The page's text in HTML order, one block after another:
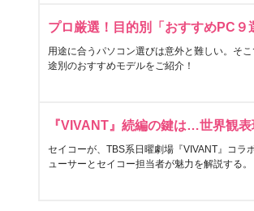
プロ厳選！目的別「おすすめPC９
用途に合うパソコン選びは意外と難しい。そ
途別のおすすめモデルをご紹介！
『VIVANT』続編の鍵は…世界観
セイコーが、TBS系日曜劇場『VIVANT』コラ
ューサーとセイコー担当者が魅力を解説する。